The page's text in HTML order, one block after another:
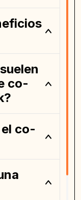
co-
co-